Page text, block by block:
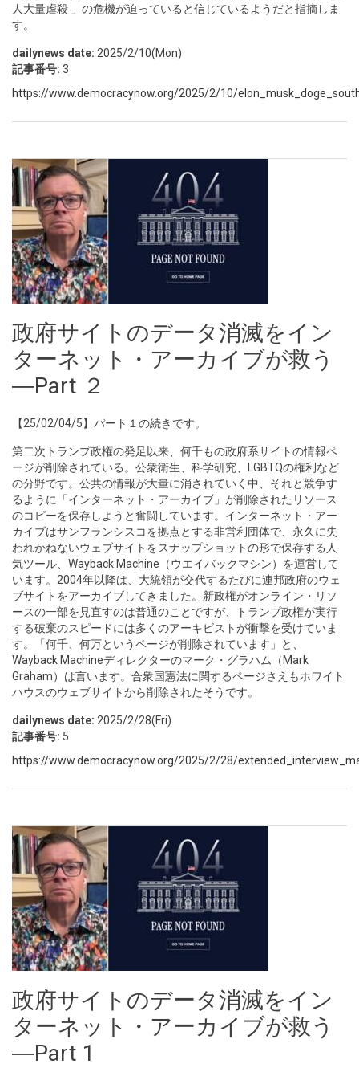
人大量虐殺 」の危機が迫っていると信じているようだと指摘しま
す。
dailynews date: 2025/2/10(Mon)
記事番号: 3
https://www.democracynow.org/2025/2/10/
政府サイトのデータ消滅をイン
ターネット・アーカイブが救う
―Part ２
【25/02/04/5】パート１の続きです。
第二次トランプ政権の発足以来、何千もの政府系サイトの情報ペ
ージが削除されている。公衆衛生、科学研究、LGBTQの権利など
の分野です。公共の情報が大量に消されていく中、それと競争す
るように「インターネット・アーカイブ」が削除されたリソース
のコピーを保存しようと奮闘しています。インターネット・アー
カイブはサンフランシスコを拠点とする非営利団体で、永久に失
われかねないウェブサイトをスナップショットの形で保存する人
気ツール、Wayback Machine（ウエイバックマシン）を運営して
います。2004年以降は、大統領が交代するたびに連邦政府のウェ
ブサイトをアーカイブしてきました。新政権がオンライン・リソ
ースの一部を見直すのは普通のことですが、トランプ政権が実行
する破棄のスピードには多くのアーキビストが衝撃を受けていま
す。「何千、何万というページが削除されています」と、
Wayback Machineディレクターのマーク・グラハム（Mark
Graham）は言います。合衆国憲法に関するページさえもホワイト
ハウスのウェブサイトから削除されたそうです。
dailynews date: 2025/2/28(Fri)
記事番号: 5
https://www.democracynow.org/2025/2/28/
政府サイトのデータ消滅をイン
ターネット・アーカイブが救う
―Part 1